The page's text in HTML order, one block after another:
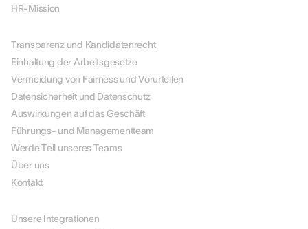
HR-Mission
Transparenz und Kandidatenrecht
Einhaltung der Arbeitsgesetze
Vermeidung von Fairness und Vorurteilen
Datensicherheit und Datenschutz
Auswirkungen auf das Geschäft
Führungs- und Managementteam
Werde Teil unseres Teams
Über uns
Kontakt
Unsere Integrationen